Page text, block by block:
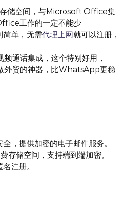
储空间，与Microsoft Office集
工作的一定不能少
简单，无需代理上网就可以注册，
通话集成，这个特别好用，
外贸的神器，比WhatsApp更稳
，提供加密的电子邮件服务。
存储空间，支持端到端加密。
注册。